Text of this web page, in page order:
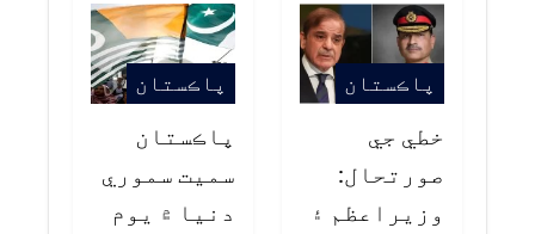
پاڪستان
خطي جي
صورتحال:
وزيراعظم ۽
پاڪستان
پاڪستان
سميت سموري
دنيا ۾ يوم